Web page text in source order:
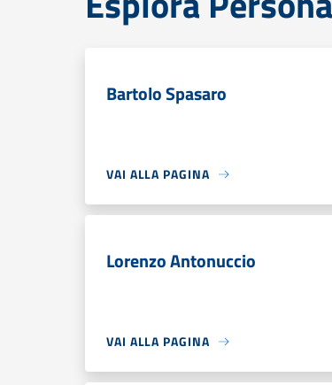
Bartolo Spasaro
VAI ALLA PAGINA
Lorenzo Antonuccio
VAI ALLA PAGINA